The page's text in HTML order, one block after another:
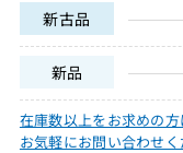
新古品
新品
在庫数以上をお求めの方
お気軽にお問い合わせく